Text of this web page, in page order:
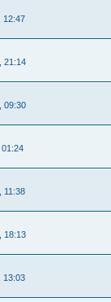
12:47
21:14
09:30
11:38
18:13
13:03